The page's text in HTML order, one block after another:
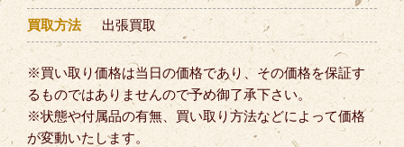
買取方法 出張買取
※買い取り価格は当日の価格であり、その価格を保証す
るものではありませんので予め御了承下さい。
※状態や付属品の有無、買い取り方法などによって価格
が変動いたします。